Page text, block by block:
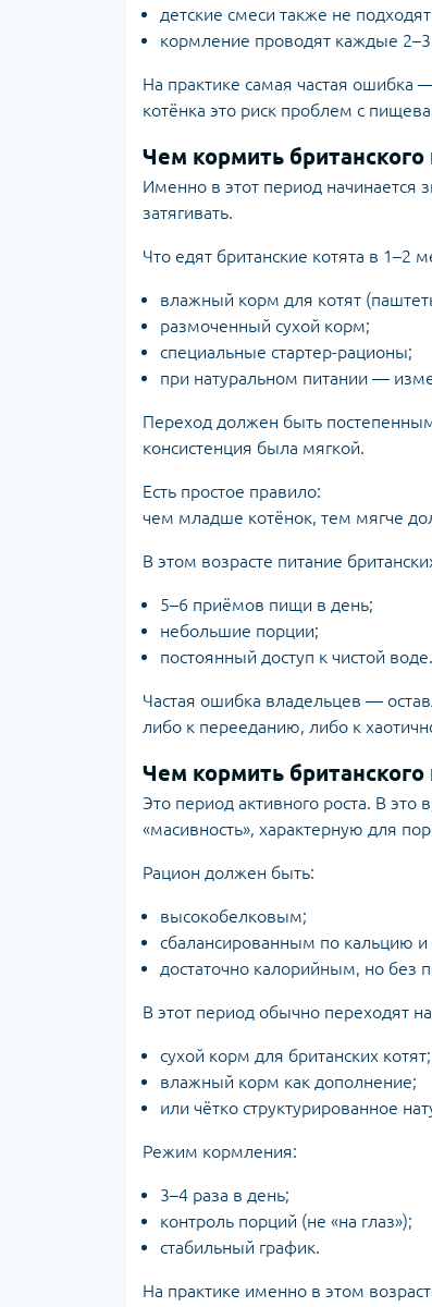
детские смеси также не
кормление проводят каждые 2–3
На практике самая частая ошибка
котёнка это риск проблем с
Чем кормить британского
Именно в этот период начинается
затягивать.
Что едят британские котята в 1–2
влажный корм для котят
размоченный сухой корм;
специальные стартер-рационы;
при натуральном питании —
Переход должен быть
консистенция была мягкой.
Есть простое правило:
чем младше котёнок, тем мягче
В этом возрасте питание
5–6 приёмов пищи в день;
небольшие порции;
постоянный доступ к чистой воде.
Частая ошибка владельцев —
либо к перееданию, либо к
Чем кормить британского
Это период активного роста. В
«масивность», характерную для
Рацион должен быть:
высокобелковым;
сбалансированным по кальцию
достаточно калорийным, но без
В этот период обычно переходят
сухой корм для британских котят;
влажный корм как дополнение;
или чётко структурированное
Режим кормления:
3–4 раза в день;
контроль порций (не «на глаз»);
стабильный график.
На практике именно в этом